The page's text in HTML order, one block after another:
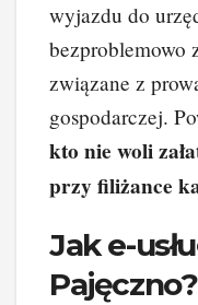
wyjazdu do
bezproblemowo
związane z
gospodarczej.
kto nie woli
przy filiżance
Jak e-
Pajęczno?